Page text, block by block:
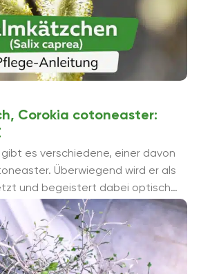
Corokia cotoneaster:
es verschiedene, einer davon
Überwiegend wird er als
und begeistert dabei optisch
bizarres Wachstum. In der ...